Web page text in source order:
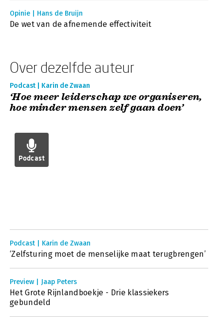
Opinie | Hans de Bruijn
De wet van de afnemende effectiviteit
Over dezelfde auteur
Podcast | Karin de Zwaan
‘Hoe meer leiderschap we organiseren,
hoe minder mensen zelf gaan doen’
Podcast
Podcast | Karin de Zwaan
‘Zelfsturing moet de menselijke maat terugbrengen’
Preview | Jaap Peters
Het Grote Rijnlandboekje - Drie klassiekers
gebundeld